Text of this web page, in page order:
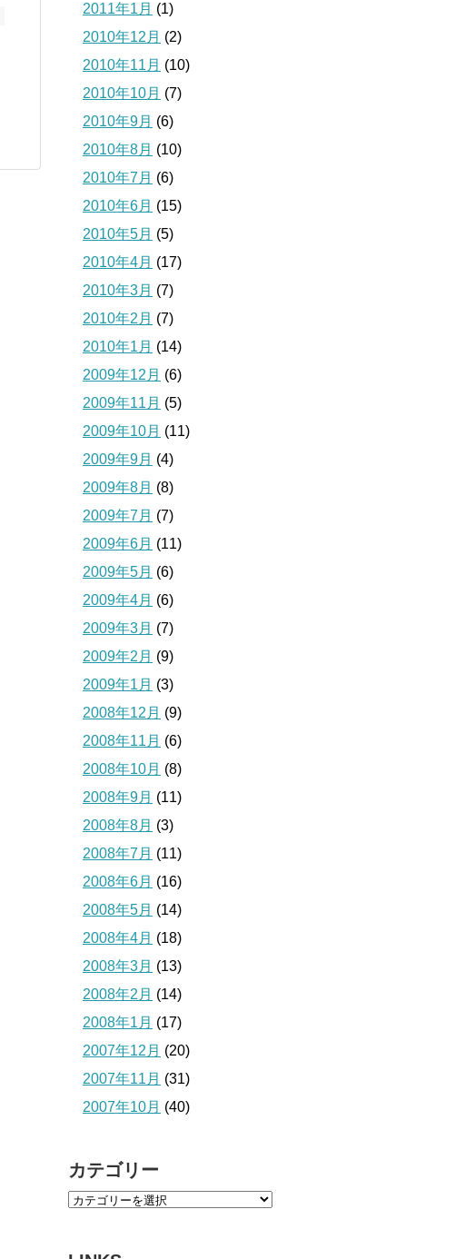
2011年1月 (1)
2010年12月 (2)
2010年11月 (10)
2010年10月 (7)
2010年9月 (6)
2010年8月 (10)
2010年7月 (6)
2010年6月 (15)
2010年5月 (5)
2010年4月 (17)
2010年3月 (7)
2010年2月 (7)
2010年1月 (14)
2009年12月 (6)
2009年11月 (5)
2009年10月 (11)
2009年9月 (4)
2009年8月 (8)
2009年7月 (7)
2009年6月 (11)
2009年5月 (6)
2009年4月 (6)
2009年3月 (7)
2009年2月 (9)
2009年1月 (3)
2008年12月 (9)
2008年11月 (6)
2008年10月 (8)
2008年9月 (11)
2008年8月 (3)
2008年7月 (11)
2008年6月 (16)
2008年5月 (14)
2008年4月 (18)
2008年3月 (13)
2008年2月 (14)
2008年1月 (17)
2007年12月 (20)
2007年11月 (31)
2007年10月 (40)
カテゴリー